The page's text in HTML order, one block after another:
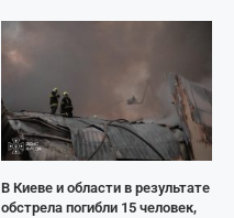
В Киеве и области в результате
обстрела погибли 15 человек,